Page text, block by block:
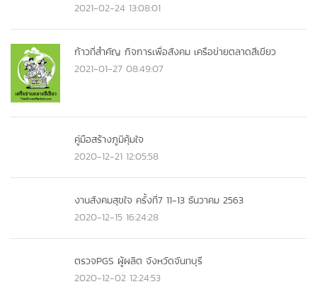
2021-02-24 13:08:01
ก้าวที่สำคัญ กิจการเพื่อสังคม เครือข่ายตลาดสีเขียว
2021-01-27 08:49:07
คู่มือสร้างภูมิคุ้มใจ
2020-12-21 12:05:58
งานสังคมสุขใจ ครั้งที่7 11-13 ธันวาคม 2563
2020-12-15 16:24:28
ตรวจPGS ผู้ผลิต จังหวัดจันทบุรี
2020-12-02 12:24:53